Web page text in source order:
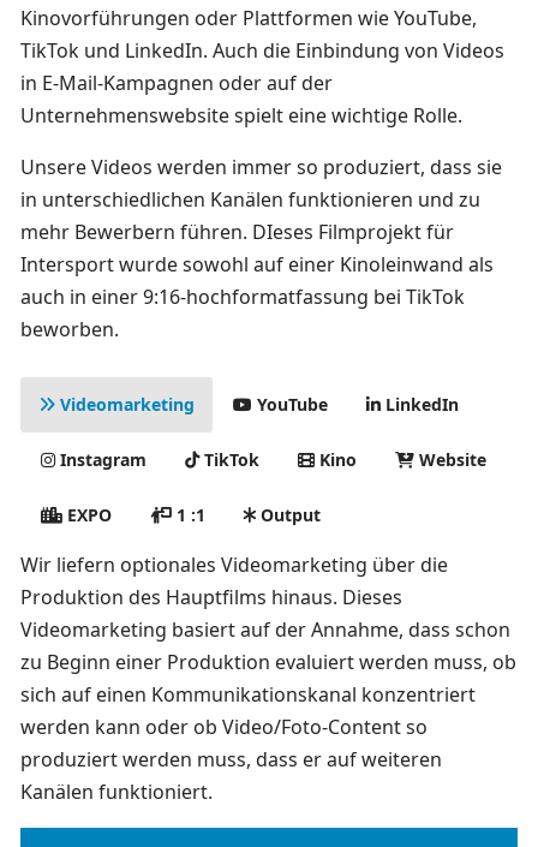
Kinovorführungen oder Plattformen wie YouTube,
TikTok und LinkedIn. Auch die Einbindung von Videos
in E-Mail-Kampagnen oder auf der
Unternehmenswebsite spielt eine wichtige Rolle.
Unsere Videos werden immer so produziert, dass sie
in unterschiedlichen Kanälen funktionieren und zu
mehr Bewerbern führen. DIeses Filmprojekt für
Intersport wurde sowohl auf einer Kinoleinwand als
auch in einer 9:16-hochformatfassung bei TikTok
beworben.
Videomarketing YouTube LinkedIn
Instagram TikTok Kino Website
EXPO 1 :1 Output
Wir liefern optionales Videomarketing über die
Produktion des Hauptfilms hinaus. Dieses
Videomarketing basiert auf der Annahme, dass schon
zu Beginn einer Produktion evaluiert werden muss, ob
sich auf einen Kommunikationskanal konzentriert
werden kann oder ob Video/Foto-Content so
produziert werden muss, dass er auf weiteren
Kanälen funktioniert.